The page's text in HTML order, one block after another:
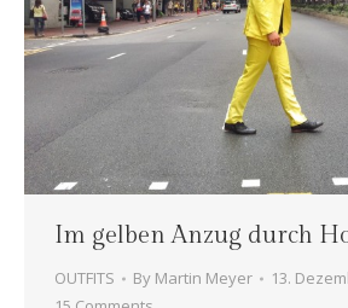
Im gelben Anzug durch
OUTFITS By Martin Meyer
13.